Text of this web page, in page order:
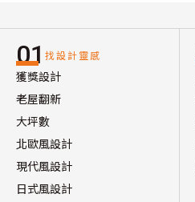
01 找設計靈感
獲獎設計
老屋翻新
大坪數
北歐風設計
現代風設計
日式風設計